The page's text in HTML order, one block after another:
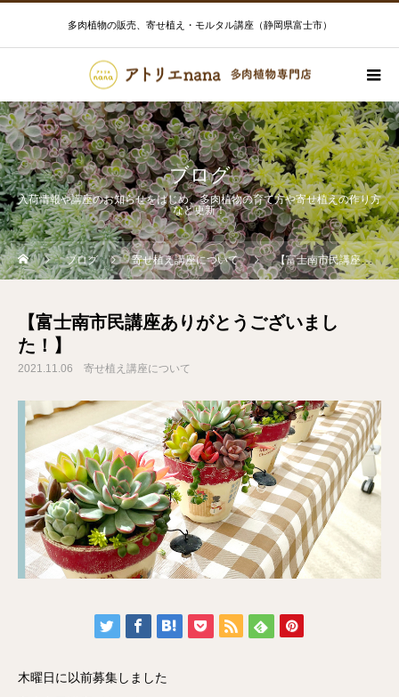
多肉植物の販売、寄せ植え・モルタル講座（静岡県富士市）
ブログ
入荷情報や講座のお知らせをはじめ、多肉植物の育て方や寄せ植えの作り方
など更新！
ブログ 寄せ植え講座について 【富士南市民講座ありがとうございました！】
【富士南市民講座ありがとうございまし
た！】
2021.11.06 寄せ植え講座について
木曜日に以前募集しました